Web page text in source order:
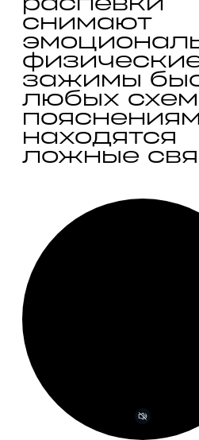
распевки
снимают
зажимы
любых
находятся